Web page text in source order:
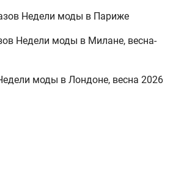
Недели моды в Париже
Недели моды в Милане, весна-
моды в Лондоне, весна 2026